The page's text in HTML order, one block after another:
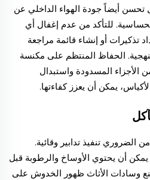
تحسن أيضاً جودة الهواء الداخلي عن
للتأكد من عدم إغفال أي
تذكيرات أو إنشاء قائمة مراجعة
الحفاظ المنتظم على مكنسة
المسدودة واستبدال
يمكن أن يعزز كفاءتها.
تنفيذ تدابير وقائية.
أن يحتوي الأوساخ والرطوبة قبل
وسادات الأثاث ظهور الخدوش على